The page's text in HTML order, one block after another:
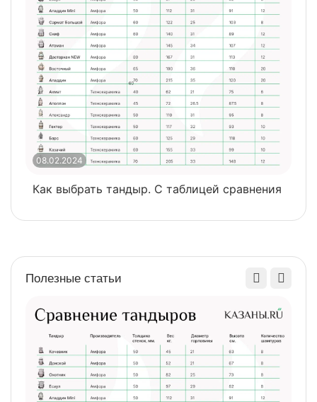
08.02.2024
Как выбрать тандыр. С таблицей сравнения
Полезные статьи